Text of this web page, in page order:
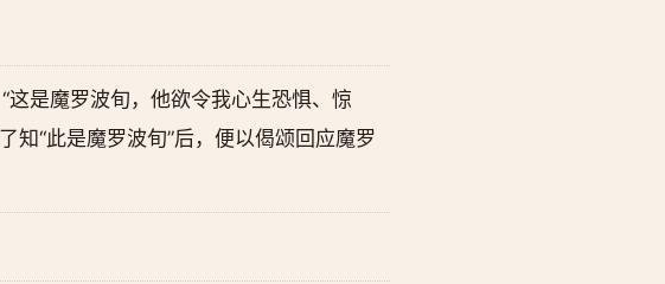
这是魔罗波旬，他欲令我心生恐惧、惊
知“此是魔罗波旬”后，便以偈颂回应魔罗